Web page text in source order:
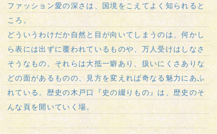
ファッション愛の深さは、国境をこえてよく知られると
ころ。
どういうわけだか自然と目が向いてしまうのは、何かし
ら表には出ずに覆われているものや、万人受けはしなさ
そうなもの。それらは大抵一癖あり、扱いにくさありな
どの面があるものの、見方を変えれば奇なる魅力にあふ
れている。歴史の木戸口『史の綴りもの』は、歴史のそ
んな頁を開いていく場。